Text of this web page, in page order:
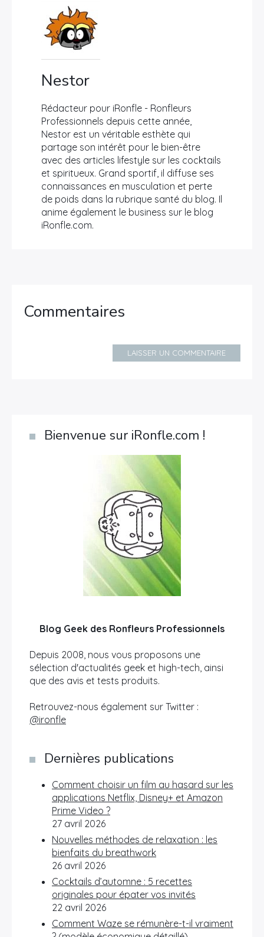
Nestor
Rédacteur pour iRonfle - Ronfleurs
Professionnels depuis cette année,
Nestor est un véritable esthète qui
partage son intérêt pour le bien-être
avec des articles lifestyle sur les cocktails
et spiritueux. Grand sportif, il diffuse ses
connaissances en musculation et perte
de poids dans la rubrique santé du blog. Il
anime également le business sur le blog
iRonfle.com.
Commentaires
LAISSER UN COMMENTAIRE
Bienvenue sur iRonfle.com !
Blog Geek des Ronfleurs Professionnels
Depuis 2008, nous vous proposons une
sélection d'actualités geek et high-tech, ainsi
que des avis et tests produits.
Retrouvez-nous également sur Twitter :
@ironfle
Dernières publications
Comment choisir un film au hasard sur les
applications Netflix, Disney+ et Amazon
Prime Video ?
27 avril 2026
Nouvelles méthodes de relaxation : les
bienfaits du breathwork
26 avril 2026
Cocktails d’automne : 5 recettes
originales pour épater vos invités
22 avril 2026
Comment Waze se rémunère-t-il vraiment